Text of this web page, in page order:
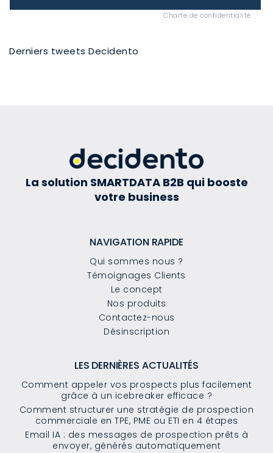
Charte de confidentialité
Derniers tweets Decidento
La solution SMARTDATA B2B qui booste
votre business
NAVIGATION RAPIDE
Qui sommes nous ?
Témoignages Clients
Le concept
Nos produits
Contactez-nous
Désinscription
LES DERNIÈRES ACTUALITÉS
Comment appeler vos prospects plus facilement
grâce à un icebreaker efficace ?
Comment structurer une stratégie de prospection
commerciale en TPE, PME ou ETI en 4 étapes
Email IA : des messages de prospection prêts à
envoyer, générés automatiquement